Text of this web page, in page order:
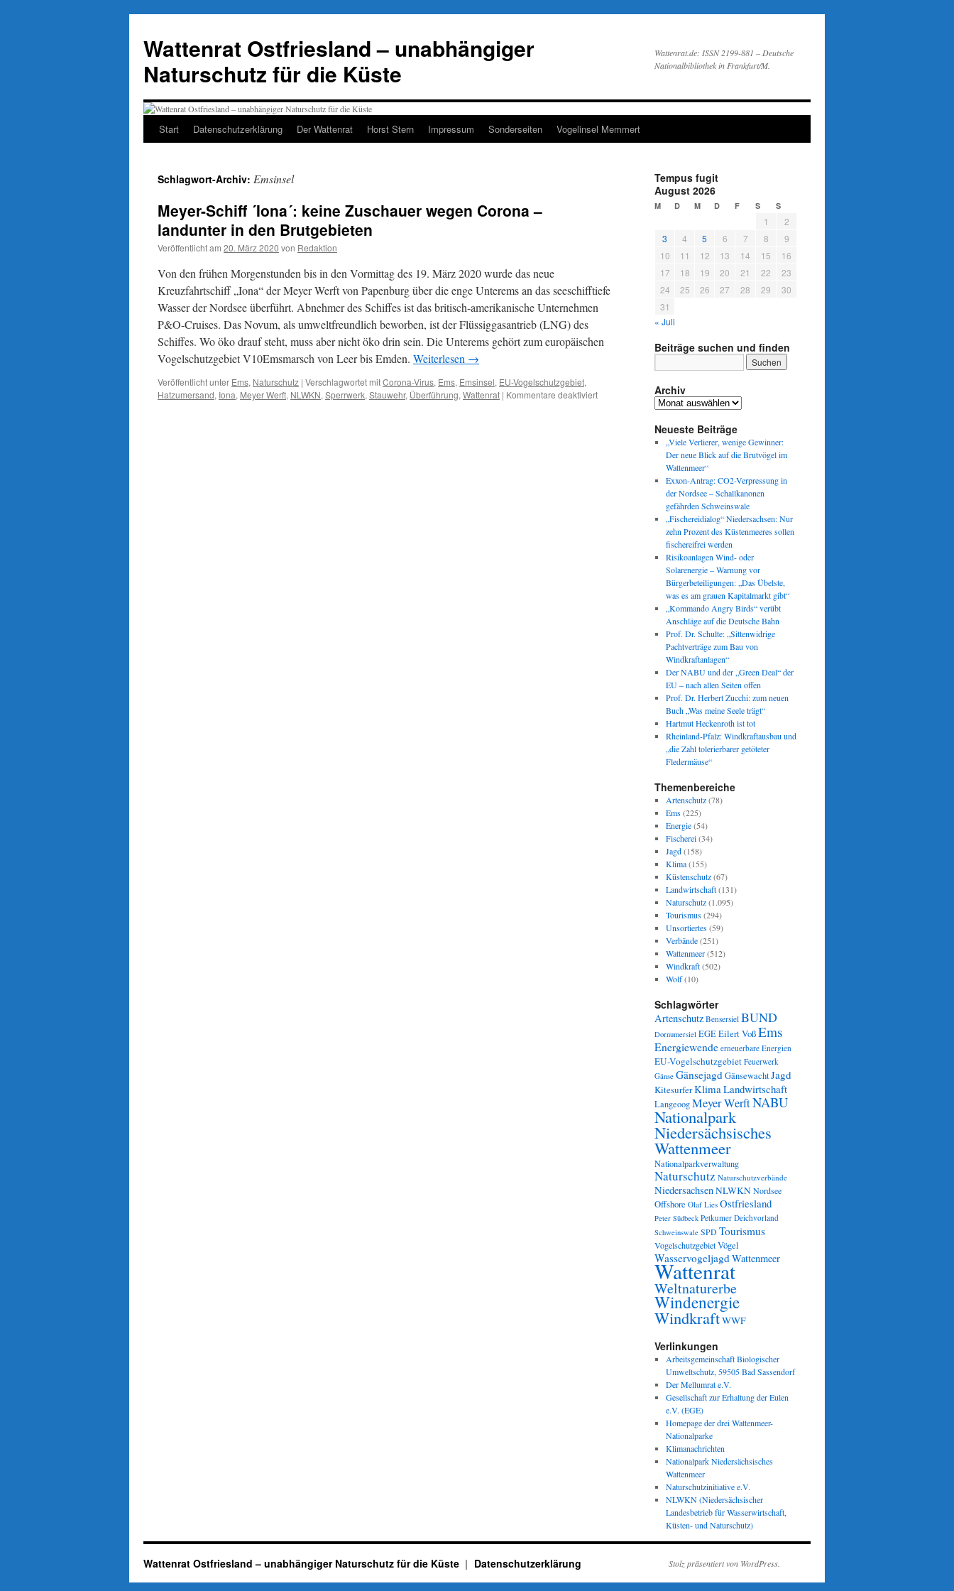
springen
Wattenrat Ostfriesland – unabhängiger
Naturschutz für die Küste
Wattenrat.de: ISSN 2199-881 – Deutsche
Nationalbibliothek in Frankfurt/M.
Start Datenschutzerklärung Der Wattenrat Horst Stern Impressum Sonderseiten Vogelinsel Memmert
Schlagwort-Archiv: Emsinsel
Meyer-Schiff ´Iona´: keine Zuschauer wegen Corona –
landunter in den Brutgebieten
Veröffentlicht am 20. März 2020 von Redaktion
Von den frühen Morgenstunden bis in den Vormittag des 19. März 2020 wurde das neue
Kreuzfahrtschiff „Iona“ der Meyer Werft von Papenburg über die enge Unterems an das seeschifftiefe
Wasser der Nordsee überführt. Abnehmer des Schiffes ist das britisch-amerikanische Unternehmen
P&O-Cruises. Das Novum, als umweltfreundlich beworben, ist der Flüssiggasantrieb (LNG) des
Schiffes. Wo öko drauf steht, muss aber nicht öko drin sein. Die Unterems gehört zum europäischen
Vogelschutzgebiet V10Emsmarsch von Leer bis Emden. Weiterlesen →
Veröffentlicht unter Ems, Naturschutz | Verschlagwortet mitCorona-Virus, Ems, Emsinsel, EU-Vogelschutzgebiet,
Hatzumersand, Iona, Meyer Werft, NLWKN, Sperrwerk, Stauwehr, Überführung, Wattenrat | Kommentare deaktiviertfür
Tempus fugit
August 2026
M D M D F S S
1
2
3
4 5 6 7 8
9
10
11 12 13 14 15
16
17
18 19 20 21 22
23
24
25 26 27 28 29
30
31
« Juli
Beiträge suchen und finden
Archiv
Archiv
Neueste Beiträge
„Viele Verlierer, wenige Gewinner:
Der neue Blick auf die Brutvögel im
Wattenmeer“
Exxon-Antrag: CO2-Verpressung in
der Nordsee – Schallkanonen
gefährden Schweinswale
„Fischereidialog“ Niedersachsen: Nur
zehn Prozent des Küstenmeeres sollen
fischereifrei werden
Risikoanlagen Wind- oder
Solarenergie – Warnung vor
Bürgerbeteiligungen: „Das Übelste,
was es am grauen Kapitalmarkt gibt“
„Kommando Angry Birds“ verübt
Anschläge auf die Deutsche Bahn
Prof. Dr. Schulte: „Sittenwidrige
Pachtverträge zum Bau von
Windkraftanlagen“
Der NABU und der „Green Deal“ der
EU – nach allen Seiten offen
Prof. Dr. Herbert Zucchi: zum neuen
Buch „Was meine Seele trägt“
Hartmut Heckenroth ist tot
Rheinland-Pfalz: Windkraftausbau und
„die Zahl tolerierbarer getöteter
Fledermäuse“
Themenbereiche
Artenschutz(78)
Ems(225)
Energie(54)
Fischerei(34)
Jagd(158)
Klima(155)
Küstenschutz(67)
Landwirtschaft(131)
Naturschutz(1.095)
Tourismus(294)
Unsortiertes(59)
Verbände(251)
Wattenmeer(512)
Windkraft(502)
Wolf(10)
Schlagwörter
Artenschutz Bensersiel BUND
Dornumersiel EGEEilert VoßEms
Energiewende erneuerbare Energien
EU-Vogelschutzgebiet Feuerwerk
Gänse GänsejagdGänsewachtJagd
KitesurferKlimaLandwirtschaft
LangeoogMeyer WerftNABU
Nationalpark
Niedersächsisches
Wattenmeer
Nationalparkverwaltung
Naturschutz Naturschutzverbände
NiedersachsenNLWKNNordsee
Offshore Olaf Lies Ostfriesland
Peter Südbeck Petkumer Deichvorland
Schweinswale SPDTourismus
VogelschutzgebietVögel
WasservogeljagdWattenmeer
Wattenrat
Weltnaturerbe
Windenergie
WindkraftWWF
Verlinkungen
Arbeitsgemeinschaft Biologischer
Umweltschutz, 59505 Bad Sassendorf
Der Mellumrat e.V.
Gesellschaft zur Erhaltung der Eulen
e.V. (EGE)
Homepage der drei Wattenmeer-
Nationalparke
Klimanachrichten
Nationalpark Niedersächsisches
Wattenmeer
Naturschutzinitiative e.V.
NLWKN (Niedersächsischer
Landesbetrieb für Wasserwirtschaft,
Küsten- und Naturschutz)
Wattenrat Ostfriesland – unabhängiger Naturschutz für die Küste Datenschutzerklärung Stolz präsentiert von WordPress.